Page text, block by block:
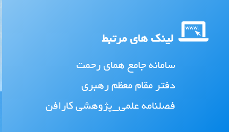
لینک های مرتبط
سامانه جامع همای رحمت
دفتر مقام معظم رهبری
فصلنامه علمی_پژوهشی کارافن